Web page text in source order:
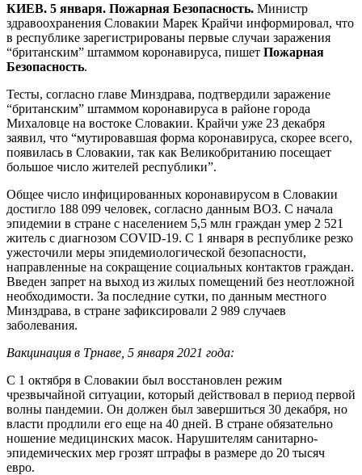
КИЕВ. 5 января. Пожарная Безопасность. Министр
здравоохранения Словакии Марек Крайчи информировал, что
в республике зарегистрированы первые случаи заражения
“британским” штаммом коронавируса, пишет Пожарная
Безопасность.
Тесты, согласно главе Минздрава, подтвердили заражение
“британским” штаммом коронавируса в районе города
Михаловце на востоке Словакии. Крайчи уже 23 декабря
заявил, что “мутировавшая форма коронавируса, скорее всего,
появилась в Словакии, так как Великобританию посещает
большое число жителей республики”.
Общее число инфицированных коронавирусом в Словакии
достигло 188 099 человек, согласно данным ВОЗ. С начала
эпидемии в стране с населением 5,5 млн граждан умер 2 521
житель с диагнозом COVID-19. С 1 января в республике резко
ужесточили меры эпидемиологической безопасности,
направленные на сокращение социальных контактов граждан.
Введен запрет на выход из жилых помещений без неотложной
необходимости. За последние сутки, по данным местного
Минздрава, в стране зафиксировали 2 989 случаев
заболевания.
Вакцинация в Трнаве, 5 января 2021 года:
С 1 октября в Словакии был восстановлен режим
чрезвычайной ситуации, который действовал в период первой
волны пандемии. Он должен был завершиться 30 декабря, но
власти продлили его еще на 40 дней. В стране обязательно
ношение медицинских масок. Нарушителям санитарно-
эпидемических мер грозят штрафы в размере до 20 тысяч
евро.